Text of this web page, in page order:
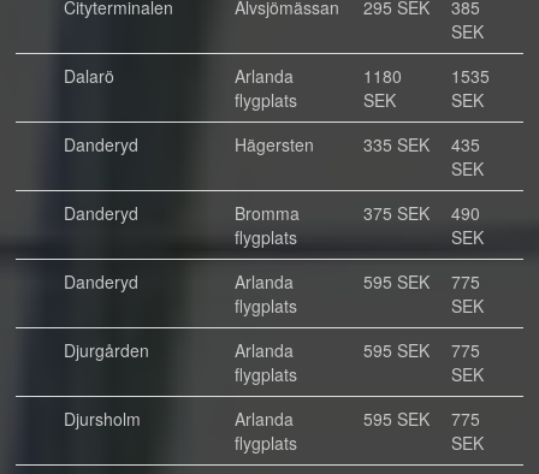
Cityterminalen
Älvsjömässan 295 SEK
385
SEK
Dalarö
Arlanda
flygplats
1180
SEK
1535
SEK
Danderyd
Hägersten 335 SEK
435
SEK
Danderyd
Bromma
flygplats
375 SEK
490
SEK
Danderyd
Arlanda
flygplats
595 SEK
775
SEK
Djurgården
Arlanda
flygplats
595 SEK
775
SEK
Djursholm
Arlanda
flygplats
595 SEK
775
SEK